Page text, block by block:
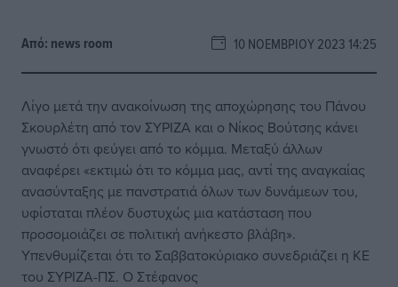
Από: news room 10 ΝΟΕΜΒΡΊΟΥ 2023 14:25
Λίγο μετά την ανακοίνωση της αποχώρησης του Πάνου
Σκουρλέτη από τον ΣΥΡΙΖΑ και ο Νίκος Βούτσης κάνει
γνωστό ότι φεύγει από το κόμμα. Μεταξύ άλλων
αναφέρει «εκτιμώ ότι το κόμμα μας, αντί της αναγκαίας
ανασύνταξης με πανστρατιά όλων των δυνάμεων του,
υφίσταται πλέον δυστυχώς μια κατάσταση που
προσομοιάζει σε πολιτική ανήκεστο βλάβη».
Υπενθυμίζεται ότι το Σαββατοκύριακο συνεδριάζει η ΚΕ
του ΣΥΡΙΖΑ-ΠΣ. Ο Στέφανος